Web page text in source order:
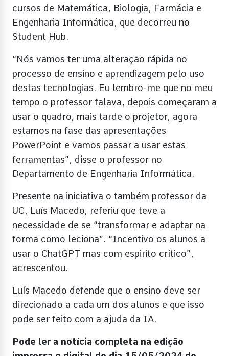
cursos de Matemática, Biologia, Farmácia e
Engenharia Informática, que decorreu no
Student Hub.
“Nós vamos ter uma alteração rápida no
processo de ensino e aprendizagem pelo uso
destas tecnologias. Eu lembro-me que no meu
tempo o professor falava, depois começaram a
usar o quadro, mais tarde o projetor, agora
estamos na fase das apresentações
PowerPoint e vamos passar a usar estas
ferramentas”, disse o professor no
Departamento de Engenharia Informática.
Presente na iniciativa o também professor da
UC, Luís Macedo, referiu que teve a
necessidade de se “transformar e adaptar na
forma como leciona”. “Incentivo os alunos a
usar o ChatGPT mas com espirito crítico”,
acrescentou.
Luís Macedo defende que o ensino deve ser
direcionado a cada um dos alunos e que isso
pode ser feito com a ajuda da IA.
Pode ler a notícia completa na edição